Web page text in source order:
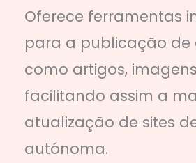
Oferece ferramentas
para a publicação de
como artigos,
facilitando assim a
atualização de sites
autónoma.